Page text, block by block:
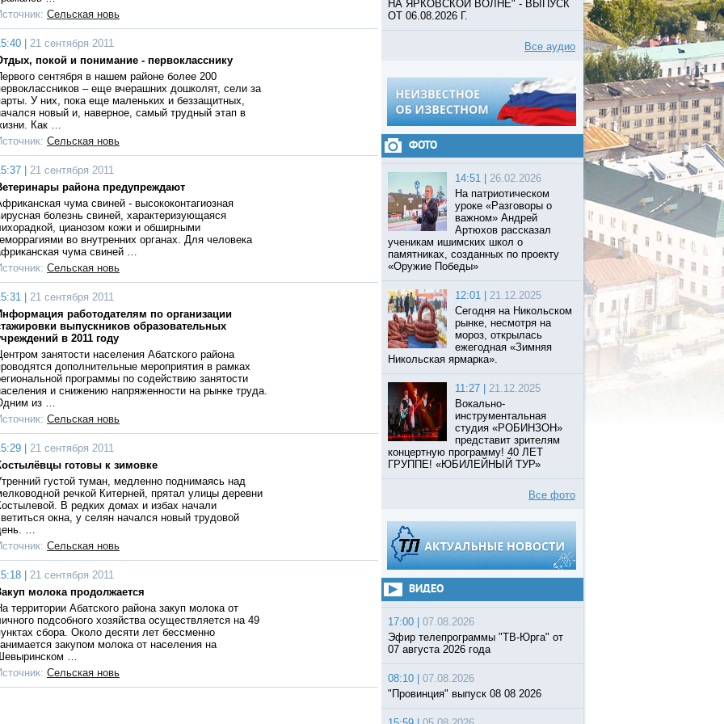
Сельская новь
|
21 сентября 2011
покой и понимание - первокласснику
сентября в нашем районе более 200
– еще вчерашних дошколят, сели за
У них, пока еще маленьких и беззащитных,
новый и, наверное, самый трудный этап в
Как …
Сельская новь
|
21 сентября 2011
района предупреждают
чума свиней - высококонтагиозная
болезнь свиней, характеризующаяся
цианозом кожи и обширными
во внутренних органах. Для человека
чума свиней …
Сельская новь
|
21 сентября 2011
работодателям по организации
выпускников образовательных
в 2011 году
занятости населения Абатского района
дополнительные мероприятия в рамках
программы по содействию занятости
и снижению напряженности на рынке труда.
из …
Сельская новь
|
21 сентября 2011
готовы к зимовке
густой туман, медленно поднимаясь над
речкой Китерней, прятал улицы деревни
В редких домах и избах начали
окна, у селян начался новый трудовой
…
Сельская новь
|
21 сентября 2011
молока продолжается
территории Абатского района закуп молока от
подсобного хозяйства осуществляется на 49
сбора. Около десяти лет бессменно
закупом молока от населения на
…
Сельская новь
НА ЯРКОВСКОЙ ВОЛНЕ" - ВЫПУСК
ОТ 06.08.2026 Г.
Все аудио
ФОТО
14:51 |
26.02.2026
На патриотическом
уроке «Разговоры о
важном» Андрей
Артюхов рассказал
ученикам ишимских школ о
памятниках, созданных по проекту
«Оружие Победы»
12:01 |
21.12.2025
Сегодня на Никольском
рынке, несмотря на
мороз, открылась
ежегодная «Зимняя
Никольская ярмарка».
11:27 |
21.12.2025
Вокально-
инструментальная
студия «РОБИНЗОН»
представит зрителям
концертную программу! 40 ЛЕТ
ГРУППЕ! «ЮБИЛЕЙНЫЙ ТУР»
Все фото
ВИДЕО
17:00 |
07.08.2026
Эфир телепрограммы "ТВ-Юрга" от
07 августа 2026 года
08:10 |
07.08.2026
"Провинция" выпуск 08 08 2026